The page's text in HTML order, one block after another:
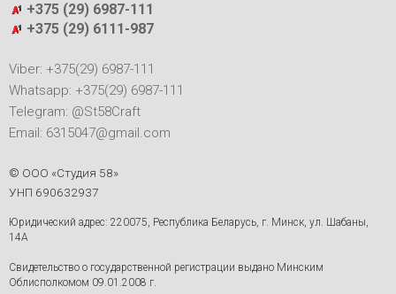
+375 (29) 6987-111
+375 (29) 6111-987
Viber: +375(29) 6987-111
Whatsapp: +375(29) 6987-111
Telegram: @St58Craft
Email: 6315047@gmail.com
© ООО «Студия 58»
УНП 690632937
Юридический адрес: 220075, Республика Беларусь, г. Минск, ул. Шабаны,
14А
Свидетельство о государственной регистрации выдано Минским
Облисполкомом 09.01.2008 г.